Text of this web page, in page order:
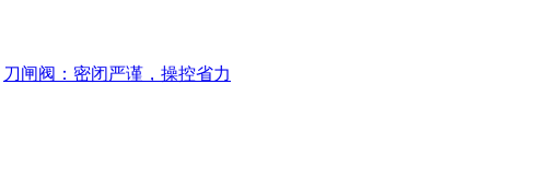
刀闸阀：密闭严谨，操控省力